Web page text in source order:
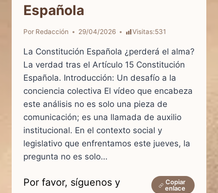
Española
Por Redacción 29/04/2026 Visitas:531
La Constitución Española ¿perderá el alma?
La verdad tras el Artículo 15 Constitución
Española. Introducción: Un desafío a la
conciencia colectiva El vídeo que encabeza
este análisis no es solo una pieza de
comunicación; es una llamada de auxilio
institucional. En el contexto social y
legislativo que enfrentamos este jueves, la
pregunta no es solo…
Por favor, síguenos y
Copiar
enlace